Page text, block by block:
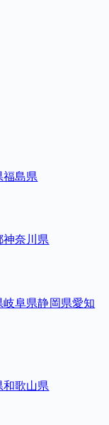
福島県
神奈川県
岐阜県静岡県愛知
和歌山県